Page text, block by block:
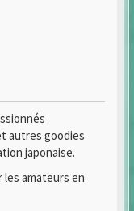
autres goodies
japonaise.
les amateurs en